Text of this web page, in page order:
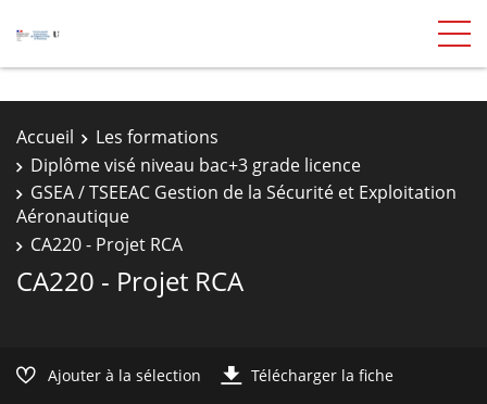
Accueil
Les formations
Diplôme visé niveau bac+3 grade licence
GSEA / TSEEAC Gestion de la Sécurité et Exploitation
Aéronautique
CA220 - Projet RCA
CA220 - Projet RCA
Ajouter à la sélection Télécharger la fiche